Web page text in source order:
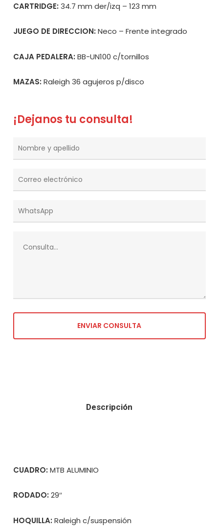
CARTRIDGE: 34.7 mm der/izq – 123 mm
JUEGO DE DIRECCION: Neco – Frente integrado
CAJA PEDALERA: BB-UN100 c/tornillos
MAZAS: Raleigh 36 agujeros p/disco
¡Dejanos tu consulta!
Descripción
CUADRO: MTB ALUMINIO
RODADO: 29″
HOQUILLA: Raleigh c/suspensión